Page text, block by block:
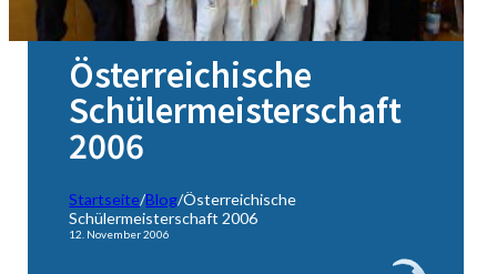
Österreichische
Schülermeisterschaft
2006
Startseite/Blog/Österreichische
Schülermeisterschaft 2006
12. November 2006